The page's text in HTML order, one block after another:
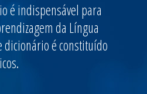
é indispensável para
da Língua
dicionário é constituído